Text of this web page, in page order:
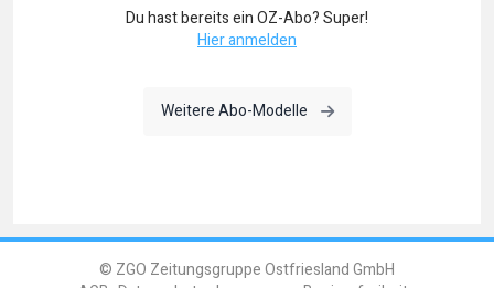
Du hast bereits ein OZ-Abo? Super!
Hier anmelden
Weitere Abo-Modelle
© ZGO Zeitungsgruppe Ostfriesland GmbH